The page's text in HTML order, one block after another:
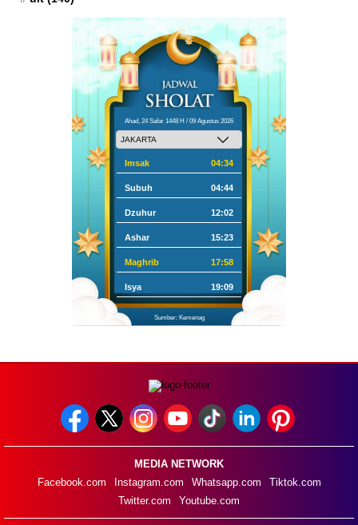
Ahad, 24 Safar 1448 H / 09 Agustus 2026
Imsak 04:34
Subuh 04:44
Dzuhur 12:02
Ashar 15:23
Maghrib 17:58
Isya 19:09
Sumber: Kemenag
MEDIA NETWORK
Facebook.com
Instagram.com Whatsapp.com
Tiktok.com
Twitter.com
Youtube.com